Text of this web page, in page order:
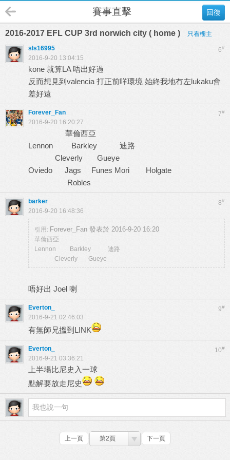
回復
賽事直擊
2016-2017 EFL CUP 3rd norwich city ( home ) 只看樓主
6#
sls16995
2016-9-20 13:04:15
kone 就算LA 唔出好過
反而想見到valencia 打正前咩環境 始終我地冇左lukaku會
差好遠
7#
Forever_Fan
2016-9-20 16:20:27
華倫西亞
Lennon Barkley 迪路
Cleverly Gueye
Oviedo Jags Funes Mori Holgate
Robles
8#
barker
2016-9-20 16:48:36
引用: Forever_Fan 發表於 2016-9-20 16:20
華倫西亞
Lennon Barkley 迪路
Cleverly Gueye
唔好出 Joel 喇
9#
Everton_
2016-9-21 02:46:03
有無師兄搵到LINK
10#
Everton_
2016-9-21 03:36:21
上半場比尼史入一球
點解要放走尼史
上一頁 第2頁 下一頁